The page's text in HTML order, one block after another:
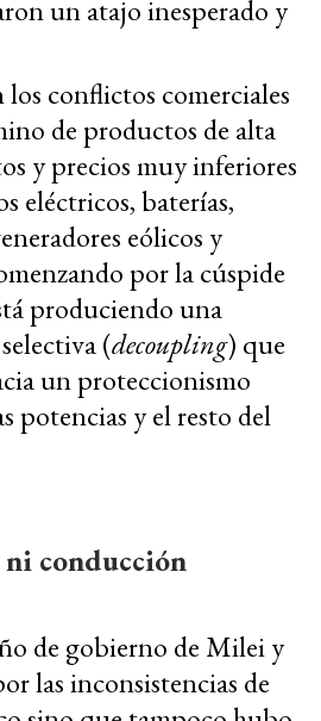
un atajo inesperado y
conflictos comerciales
de productos de alta
y precios muy inferiores
eléctricos, baterías,
eólicos y
por la cúspide
produciendo una
(decoupling) que
un proteccionismo
potencias y el resto del
conducción
de gobierno de Milei y
las inconsistencias de